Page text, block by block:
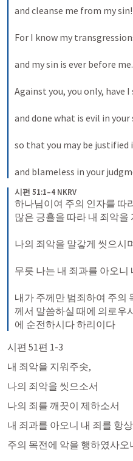
and cleanse me from my sin!
For I know my
and my sin is ever before me.
Against you, you only, have I
and done what is evil in
so that you may be justified
and blameless in your
시편 51:1–4 NKRV
하나님이여 주의 인자를 따
많은 긍휼을 따라 내 죄악을
나의 죄악을 말갛게 씻으시
무릇 나는 내 죄과를 아오
내가 주께만 범죄하여 주의
께서 말씀하실 때에 의로우
에 순전하시다 하리이다
시편 51편 1-3
내 죄악을 지워주솟,
나의 죄악을 씻으소서
나의 죄를 깨끗이 제하소서
내 죄과를 아오니 내 죄를 항
주의 목전에 악을 행하였사오